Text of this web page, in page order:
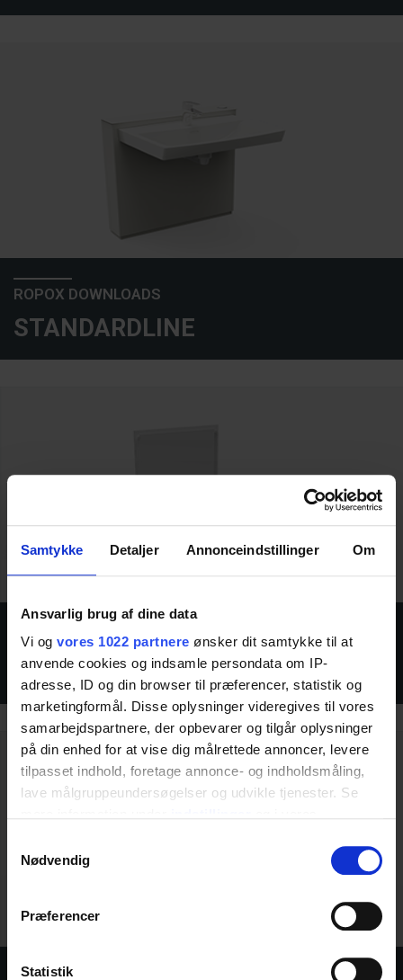
Samtykke Detaljer Annonceindstillinger Om
Ansvarlig brug af dine data
Vi og vores 1022 partnere ønsker dit samtykke til at
anvende cookies og indsamle persondata om IP-
adresse, ID og din browser til præferencer, statistik og
marketingformål. Disse oplysninger videregives til vores
samarbejdspartnere, der opbevarer og tilgår oplysninger
på din enhed for at vise dig målrettede annoncer, levere
tilpasset indhold, foretage annonce- og indholdsmåling,
lave målgruppeundersøgelser og udvikle tjenester. Se
tilbage eller ændre indstillinger fra vores
"Cookiedeklaration", eller ved at trykke på "Privacy
Indsamle præcise oplysninger om din placering,
Nødvendig
Præferencer
Statistik
ROPOX DOWNLOADS
STANDARDLINE
ROPOX DOWNLOADS
SLIMLINE